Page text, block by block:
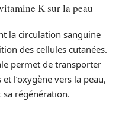
K sur la peau
la circulation sanguine
des cellules cutanées.
permet de transporter
l’oxygène vers la peau,
régénération.